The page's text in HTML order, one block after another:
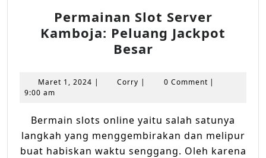
Permainan Slot Server
Kamboja: Peluang Jackpot
BesarPermainan
Server
Jackpot
Besar
Maret 1, 2024 Maret
| Corry Corry
| 0 Comment |
9:00 am
Bermain slots online yaitu salah satunya
langkah yang menggembirakan dan melipur
buat habiskan waktu senggang. Oleh karena